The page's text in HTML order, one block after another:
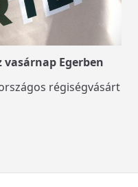
Egerben
régiségvásárt